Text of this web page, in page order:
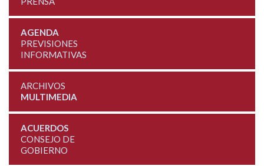
AGENDA
PREVISIONES
INFORMATIVAS
ARCHIVOS
MULTIMEDIA
ACUERDOS
CONSEJO DE
GOBIERNO